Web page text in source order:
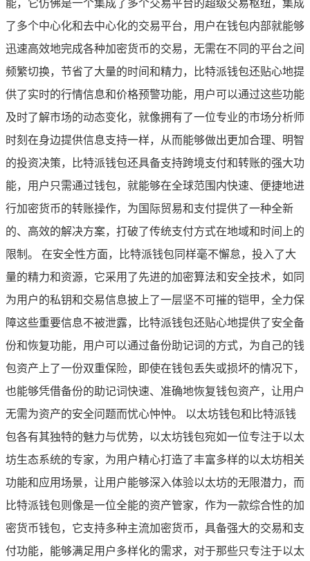
能，它仿佛是一个集成了多个交易平台的超级交易枢纽，集成
了多个中心化和去中心化的交易平台，用户在钱包内部就能够
迅速高效地完成各种加密货币的交易，无需在不同的平台之间
频繁切换，节省了大量的时间和精力，比特派钱包还贴心地提
供了实时的行情信息和价格预警功能，用户可以通过这些功能
及时了解市场的动态变化，就像拥有了一位专业的市场分析师
时刻在身边提供信息支持一样，从而能够做出更加合理、明智
的投资决策，比特派钱包还具备支持跨境支付和转账的强大功
能，用户只需通过钱包，就能够在全球范围内快速、便捷地进
行加密货币的转账操作，为国际贸易和支付提供了一种全新
的、高效的解决方案，打破了传统支付方式在地域和时间上的
限制。 在安全性方面，比特派钱包同样毫不懈怠，投入了大
量的精力和资源，它采用了先进的加密算法和安全技术，如同
为用户的私钥和交易信息披上了一层坚不可摧的铠甲，全力保
障这些重要信息不被泄露，比特派钱包还贴心地提供了安全备
份和恢复功能，用户可以通过备份助记词的方式，为自己的钱
包资产上了一份双重保险，即使在钱包丢失或损坏的情况下，
也能够凭借备份的助记词快速、准确地恢复钱包资产，让用户
无需为资产的安全问题而忧心忡忡。 以太坊钱包和比特派钱
包各有其独特的魅力与优势，以太坊钱包宛如一位专注于以太
坊生态系统的专家，为用户精心打造了丰富多样的以太坊相关
功能和应用场景，让用户能够深入体验以太坊的无限潜力，而
比特派钱包则像是一位全能的资产管家，作为一款综合性的加
密货币钱包，它支持多种主流加密货币，具备强大的交易和支
付功能，能够满足用户多样化的需求，对于那些只专注于以太